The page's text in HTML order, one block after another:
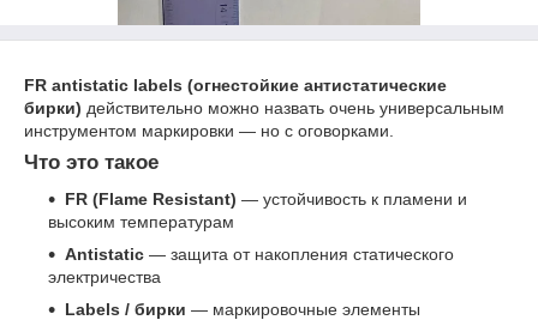
FR antistatic labels (огнестойкие антистатические
бирки) действительно можно назвать очень универсальным
инструментом маркировки — но с оговорками.
Что это такое
FR (Flame Resistant) — устойчивость к пламени и
высоким температурам
Antistatic — защита от накопления статического
электричества
Labels / бирки — маркировочные элементы